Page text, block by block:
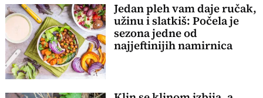
Jedan pleh vam daje ručak,
užinu i slatkiš: Počela je
sezona jedne od
najjeftinijih namirnica